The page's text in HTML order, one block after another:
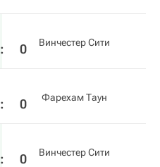
: 0 Винчестер Сити
: 0 Фарехам Таун
: 0 Винчестер Сити